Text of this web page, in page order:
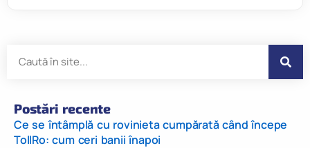
Postări recente
Ce se întâmplă cu rovinieta cumpărată când începe
TollRo: cum ceri banii înapoi